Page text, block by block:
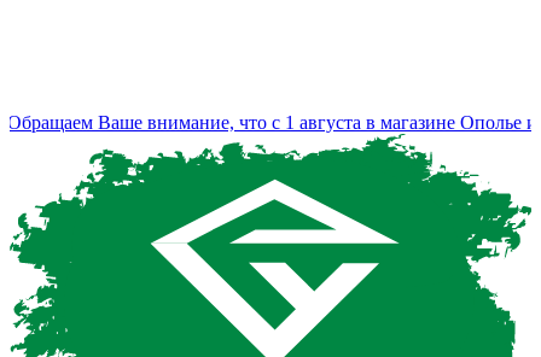
Ваше внимание, что с 1 августа в магазине Ополье